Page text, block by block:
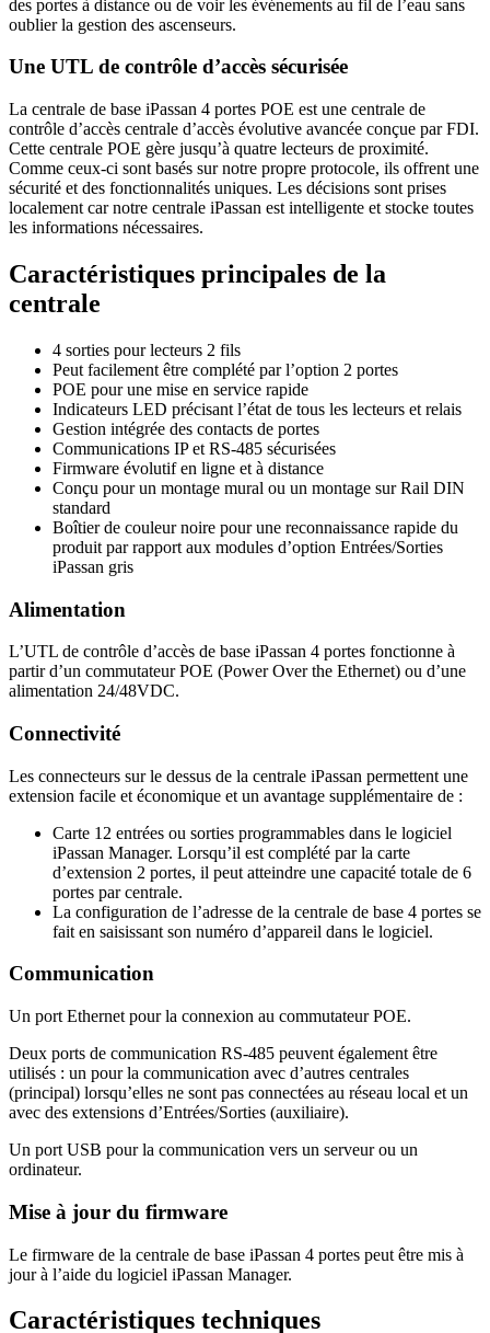
des portes à distance ou de voir les événements au fil de l’eau sans
oublier la gestion des ascenseurs.
Une UTL de contrôle d’accès sécurisée
La centrale de base iPassan 4 portes POE est une centrale de
contrôle d’accès centrale d’accès évolutive avancée conçue par FDI.
Cette centrale POE gère jusqu’à quatre lecteurs de proximité.
Comme ceux-ci sont basés sur notre propre protocole, ils offrent une
sécurité et des fonctionnalités uniques. Les décisions sont prises
localement car notre centrale iPassan est intelligente et stocke toutes
les informations nécessaires.
Caractéristiques principales de la
centrale
4 sorties pour lecteurs 2 fils
Peut facilement être complété par l’option 2 portes
POE pour une mise en service rapide
Indicateurs LED précisant l’état de tous les lecteurs et relais
Gestion intégrée des contacts de portes
Communications IP et RS-485 sécurisées
Firmware évolutif en ligne et à distance
Conçu pour un montage mural ou un montage sur Rail DIN
standard
Boîtier de couleur noire pour une reconnaissance rapide du
produit par rapport aux modules d’option Entrées/Sorties
iPassan gris
Alimentation
L’UTL de contrôle d’accès de base iPassan 4 portes fonctionne à
partir d’un commutateur POE (Power Over the Ethernet) ou d’une
alimentation 24/48VDC.
Connectivité
Les connecteurs sur le dessus de la centrale iPassan permettent une
extension facile et économique et un avantage supplémentaire de :
Carte 12 entrées ou sorties programmables dans le logiciel
iPassan Manager. Lorsqu’il est complété par la carte
d’extension 2 portes, il peut atteindre une capacité totale de 6
portes par centrale.
La configuration de l’adresse de la centrale de base 4 portes se
fait en saisissant son numéro d’appareil dans le logiciel.
Communication
Un port Ethernet pour la connexion au commutateur POE.
Deux ports de communication RS-485 peuvent également être
utilisés : un pour la communication avec d’autres centrales
(principal) lorsqu’elles ne sont pas connectées au réseau local et un
avec des extensions d’Entrées/Sorties (auxiliaire).
Un port USB pour la communication vers un serveur ou un
ordinateur.
Mise à jour du firmware
Le firmware de la centrale de base iPassan 4 portes peut être mis à
jour à l’aide du logiciel iPassan Manager.
Caractéristiques techniques